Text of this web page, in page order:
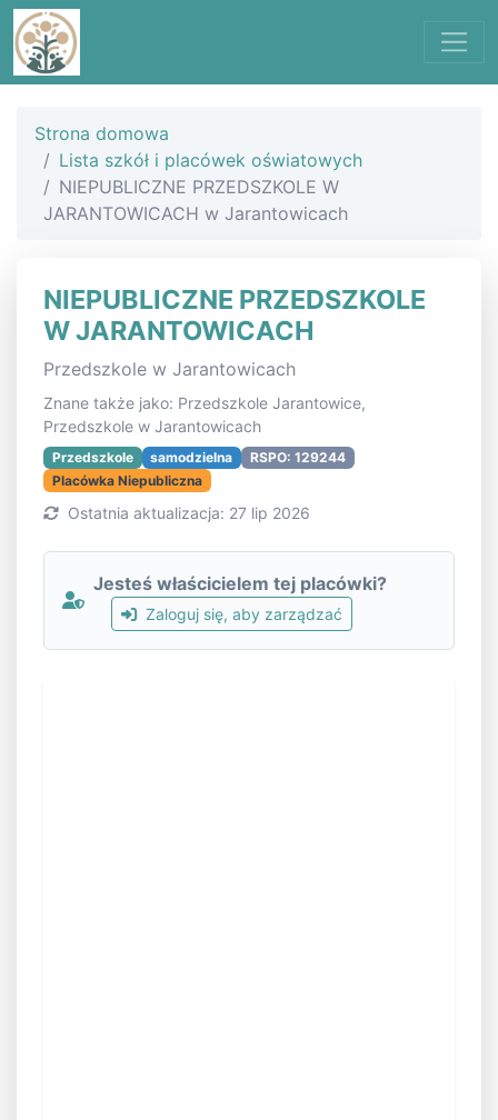
Strona domowa
Lista szkół i placówek oświatowych
NIEPUBLICZNE PRZEDSZKOLE W
JARANTOWICACH w Jarantowicach
NIEPUBLICZNE PRZEDSZKOLE
W JARANTOWICACH
Przedszkole w Jarantowicach
Znane także jako: Przedszkole Jarantowice,
Przedszkole w Jarantowicach
Przedszkole samodzielna
RSPO: 129244
Placówka Niepubliczna
Ostatnia aktualizacja: 27 lip 2026
Jesteś właścicielem tej placówki?
Zaloguj się, aby zarządzać